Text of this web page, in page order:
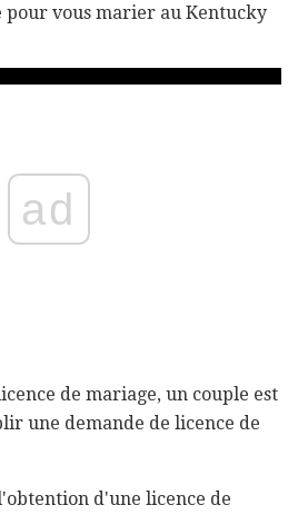
vous marier au Kentucky
ad
de mariage, un couple est
une demande de licence de
d'une licence de